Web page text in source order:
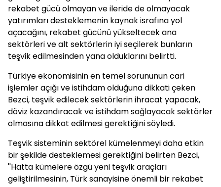
rekabet gücü olmayan ve ileride de olmayacak
yatırımları desteklemenin kaynak israfına yol
açacağını, rekabet gücünü yükseltecek ana
sektörleri ve alt sektörlerin iyi seçilerek bunların
teşvik edilmesinden yana olduklarını belirtti.
Türkiye ekonomisinin en temel sorununun cari
işlemler açığı ve istihdam olduğuna dikkati çeken
Bezci, teşvik edilecek sektörlerin ihracat yapacak,
döviz kazandıracak ve istihdam sağlayacak sektörler
olmasına dikkat edilmesi gerektiğini söyledi.
Teşvik sisteminin sektörel kümelenmeyi daha etkin
bir şekilde desteklemesi gerektiğini belirten Bezci,
''Hatta kümelere özgü yeni teşvik araçları
geliştirilmesinin, Türk sanayisine önemli bir rekabet